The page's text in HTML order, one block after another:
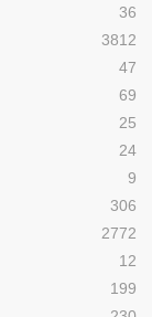
36
3812
47
69
25
24
9
306
2772
12
199